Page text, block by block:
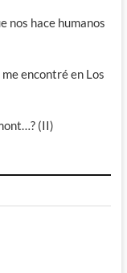
nos hace humanos
encontré en Los
(II)